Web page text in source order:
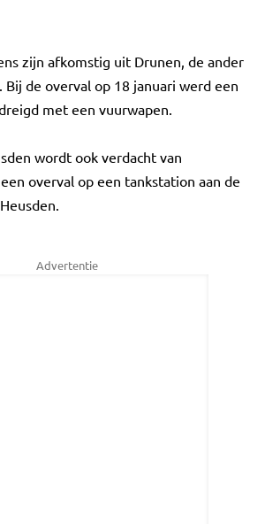
zijn afkomstig uit Drunen, de ander
de overval op 18 januari werd een
met een vuurwapen.
wordt ook verdacht van
overval op een tankstation aan de
Advertentie